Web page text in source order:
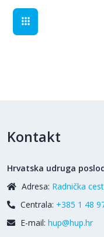
Kontakt
Hrvatska udruga
Adresa: Radnička
Centrala: +385 1 48
E-mail: hup@hup.hr